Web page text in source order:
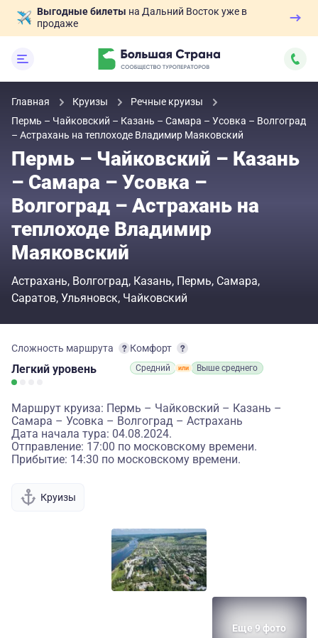
Выгодные билеты на Дальний Восток уже в
продаже
Главная Круизы
Речные круизы
Пермь – Чайковский – Казань – Самара – Усовка – Волгоград
– Астрахань на теплоходе Владимир Маяковский
Пермь – Чайковский – Казань
– Самара – Усовка –
Волгоград – Астрахань на
теплоходе Владимир
Маяковский
Астрахань Волгоград Казань Пермь Самара
Саратов Ульяновск Чайковский
Сложность маршрута
Легкий уровень
Комфорт
Средний Выше среднего
Маршрут круиза: Пермь – Чайковский – Казань –
Самара – Усовка – Волгоград – Астрахань
Дата начала тура: 04.08.2024.
Отправление: 17:00 по московскому времени.
Прибытие: 14:30 по московскому времени.
Круизы
Еще 9 фото